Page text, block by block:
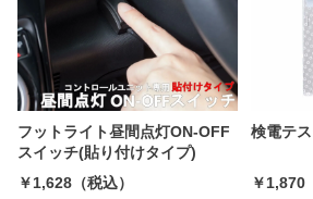
フットライト昼間点灯ON-OFF
スイッチ(貼り付けタイプ)
￥1,628（税込）
検電テ
￥1,870